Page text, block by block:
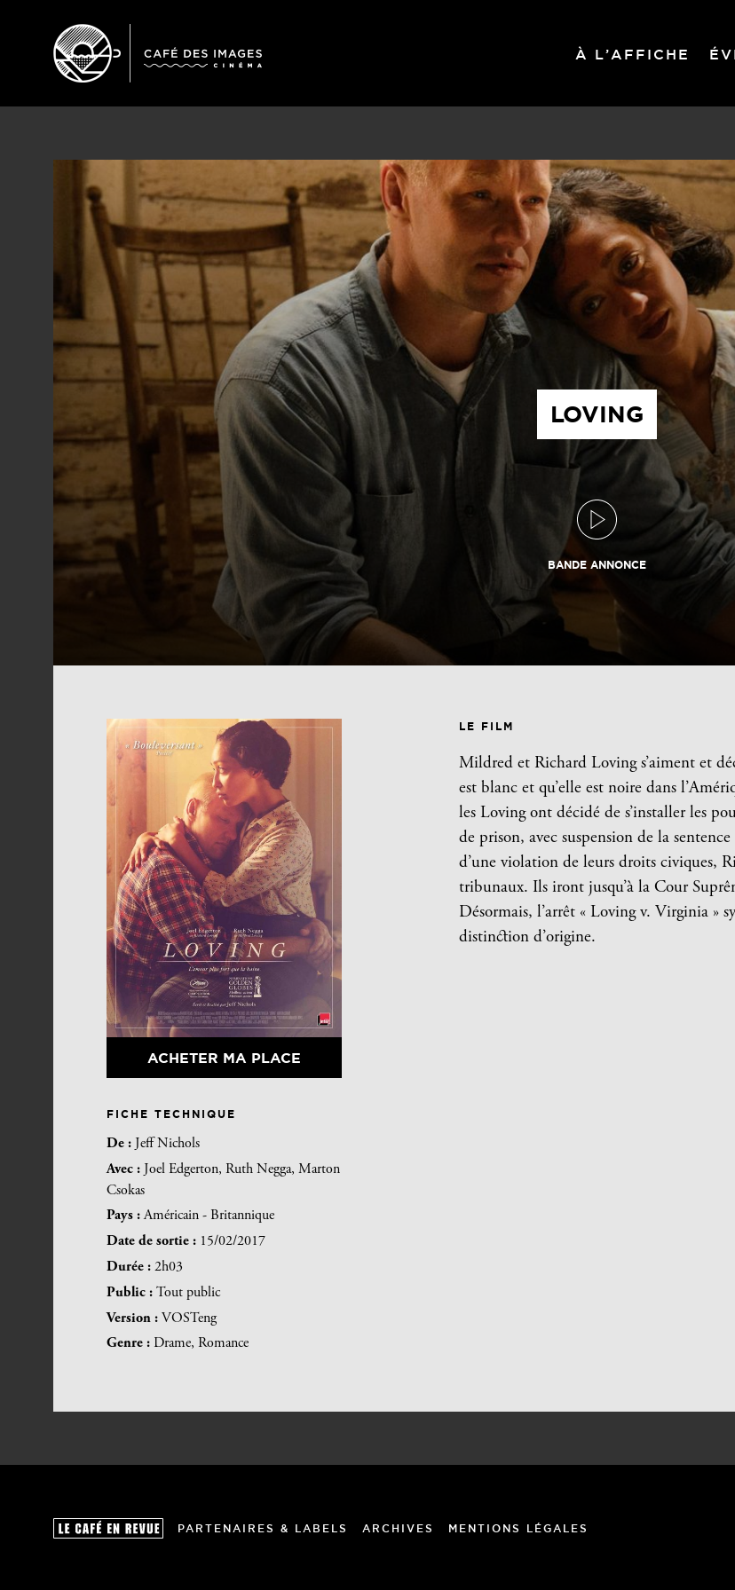
À L’AFFICHE
LOVING
BANDE ANNONCE
ACHETER MA PLACE
FICHE TECHNIQUE
De : Jeff Nichols
Avec : Joel Edgerton, Ruth Negga, Marton
Csokas
Pays :Américain - Britannique
Date de sortie : 15/02/2017
Durée : 2h03
Public : Tout public
Version : VOSTeng
Genre : Drame, Romance
LE FILM
Mildred et Richard Loving s’aiment et
est blanc et qu’elle est noire dans
les Loving ont décidé de s’installer les
de prison, avec suspension de la
d’une violation de leurs droits civiques,
tribunaux. Ils iront jusqu’à la Cour
Désormais, l’arrêt « Loving v. Virginia »
distinction d’origine.
PARTENAIRES & LABELS ARCHIVES MENTIONS LÉGALES